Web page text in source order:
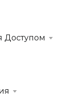
Доступом